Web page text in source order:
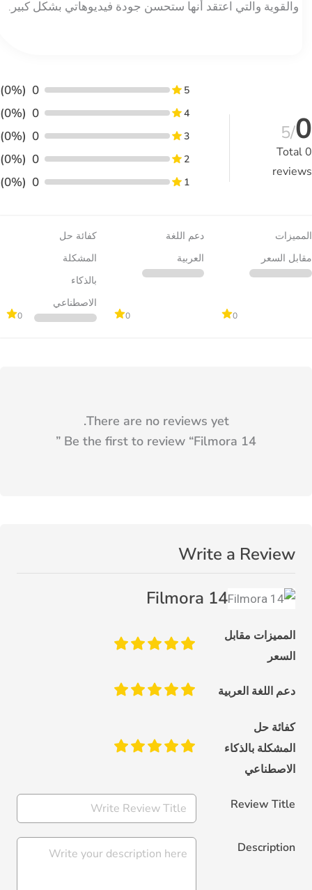
والقوية والتي اعتقد أنها ستحسن جودة فيديوهاتي بشكل كبير.
/5
Total
0
(0%)
0
(0%)
0
(0%)
0
(0%)
0
(0%)
السعر
دعم اللغة
العربية
كفائة حل
المشكلة
بالذكاء
الاصطناعي
There are no reviews yet.
Be the first to review “Filmora 14
”
Write a Review
Filmora 14
المميزات مقابل
السعر
دعم اللغة العربية
كفائة حل
المشكلة بالذكاء
الاصطناعي
Review Title
Description